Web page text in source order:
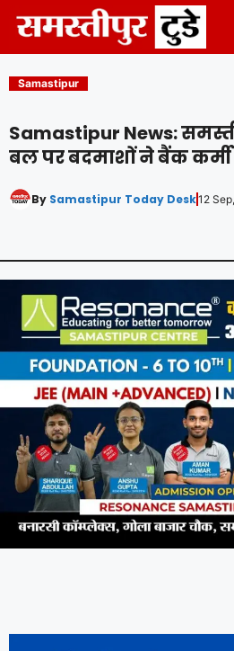
content
Samastipur
Samastipur News:
बल पर बदमाशों ने बैंक
By Samastipur Today Desk12